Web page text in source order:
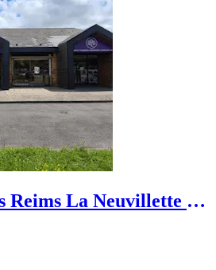
Reims La Neuvillette -